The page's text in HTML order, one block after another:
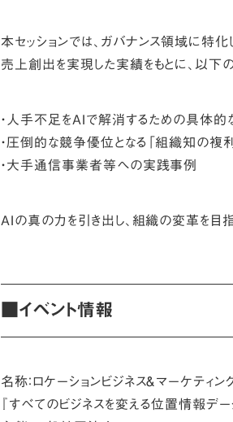
本セッションでは、ガバナンス領域に
売上創出を実現した実績をもとに、以下
・人手不足をAIで解消するための具体的
・圧倒的な競争優位となる「組織知の複
・大手通信事業者等への実践事例
AIの真の力を引き出し、組織の変革を目
■イベント情報
名称：ロケーションビジネス＆マーケテ
『すべてのビジネスを変える位置情報デー